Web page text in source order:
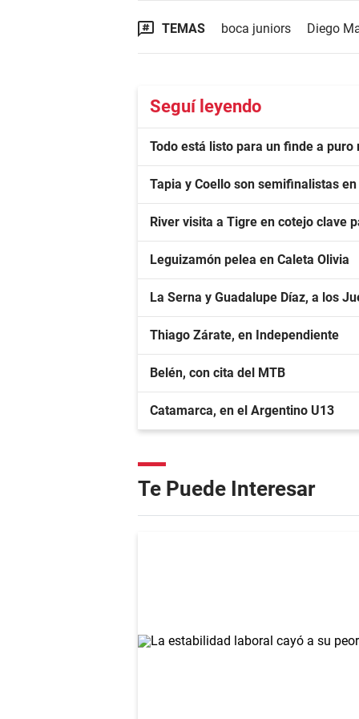
TEMAS boca juniors Diego
Seguí leyendo
Todo está listo para un finde a puro
Tapia y Coello son semifinalistas
River visita a Tigre en cotejo clave
Leguizamón pelea en Caleta Olivia
La Serna y Guadalupe Díaz, a los
Thiago Zárate, en Independiente
Belén, con cita del MTB
Catamarca, en el Argentino U13
Te Puede Interesar